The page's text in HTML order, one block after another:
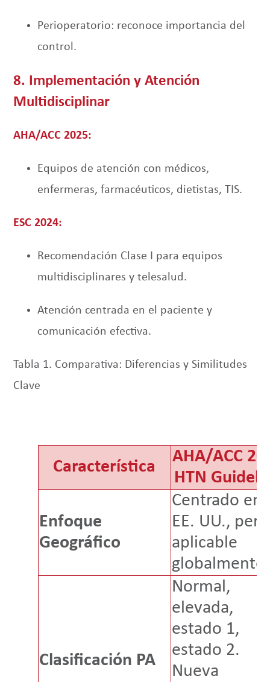
Perioperatorio: reconoce importancia del
control.
8. Implementación y Atención
Multidisciplinar
AHA/ACC 2025:
Equipos de atención con médicos,
enfermeras, farmacéuticos, dietistas, TIS.
ESC 2024:
Recomendación Clase I para equipos
multidisciplinares y telesalud.
Atención centrada en el paciente y
comunicación efectiva.
Tabla 1. Comparativa: Diferencias y Similitudes
Clave
Característica
AHA/ACC
HTN
Enfoque
Geográfico
Centrado en
EE. UU., pero
aplicable
globalmente
Clasificación PA
Normal,
elevada,
estado 1,
estado 2.
Nueva